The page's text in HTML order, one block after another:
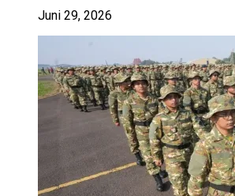
Juni 29, 2026